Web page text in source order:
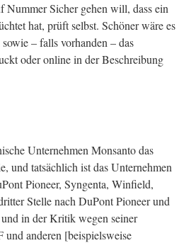
Nummer Sicher gehen will, dass ein
hat, prüft selbst. Schöner wäre es
– falls vorhanden – das
oder online in der Beschreibung
Unternehmen Monsanto das
und tatsächlich ist das Unternehmen
Pioneer, Syngenta, Winfield,
Stelle nach DuPont Pioneer und
in der Kritik wegen seiner
anderen [beispielsweise